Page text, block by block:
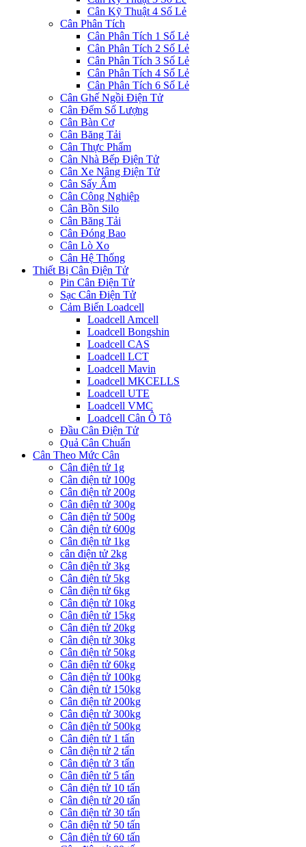
Cân Kỹ Thuật 4 Số Lẻ
Cân Phân Tích
Cân Phân Tích 1 Số Lẻ
Cân Phân Tích 2 Số Lẻ
Cân Phân Tích 3 Số Lẻ
Cân Phân Tích 4 Số Lẻ
Cân Phân Tích 6 Số Lẻ
Cân Ghế Ngồi Điện Tử
Cân Đếm Số Lượng
Cân Bàn Cơ
Cân Băng Tải
Cân Thực Phẩm
Cân Nhà Bếp Điện Tử
Cân Xe Nâng Điện Tử
Cân Sấy Ẩm
Cân Công Nghiệp
Cân Bồn Silo
Cân Băng Tải
Cân Đóng Bao
Cân Lò Xo
Cân Hệ Thống
Thiết Bị Cân Điện Tử
Pin Cân Điện Tử
Sạc Cân Điện Tử
Cảm Biến Loadcell
Loadcell Amcell
Loadcell Bongshin
Loadcell CAS
Loadcell LCT
Loadcell Mavin
Loadcell MKCELLS
Loadcell UTE
Loadcell VMC
Loadcell Cân Ô Tô
Đầu Cân Điện Tử
Quả Cân Chuẩn
Cân Theo Mức Cân
Cân điện tử 1g
Cân điện tử 100g
Cân điện tử 200g
Cân điện tử 300g
Cân điện tử 500g
Cân điện tử 600g
Cân điện tử 1kg
cân điện tử 2kg
Cân điện tử 3kg
Cân điện tử 5kg
Cân điện tử 6kg
Cân điện tử 10kg
Cân điện tử 15kg
Cân điện tử 20kg
Cân điện tử 30kg
Cân điện tử 50kg
Cân điện tử 60kg
Cân điện tử 100kg
Cân điện tử 150kg
Cân điện tử 200kg
Cân điện tử 300kg
Cân điện tử 500kg
Cân điện tử 1 tấn
Cân điện tử 2 tấn
Cân điện tử 3 tấn
Cân điện tử 5 tấn
Cân điện tử 10 tấn
Cân điện tử 20 tấn
Cân điện tử 30 tấn
Cân điện tử 50 tấn
Cân điện tử 60 tấn